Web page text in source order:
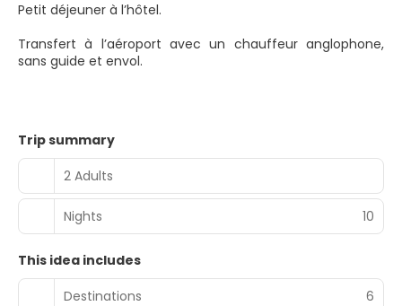
Petit déjeuner à l’hôtel.
Transfert à l’aéroport avec un chauffeur anglophone,
sans guide et envol.
Trip summary
2 Adults
Nights 10
This idea includes
Destinations
6